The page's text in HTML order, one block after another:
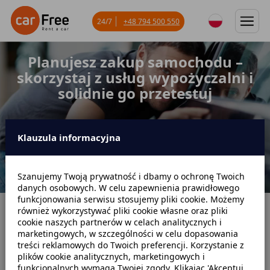
Planujesz zakup samochodu –
skorzystaj z usług wypożyczalni i
solidnie go przetestuj
24/7 +48 794 500 550
Strona główna Blog
Poradniki dotyczące wynajmu
Planujesz zakup samochodu – skorzystaj z usług wypożyczalni i solidnie
go przetestuj
Klauzula informacyjna
Szanujemy Twoją prywatność i dbamy o ochronę Twoich
danych osobowych. W celu zapewnienia prawidłowego
funkcjonowania serwisu stosujemy pliki cookie. Możemy
również wykorzystywać pliki cookie własne oraz pliki
cookie naszych partnerów w celach analitycznych i
marketingowych, w szczególności w celu dopasowania
treści reklamowych do Twoich preferencji. Korzystanie z
plików cookie analitycznych, marketingowych i